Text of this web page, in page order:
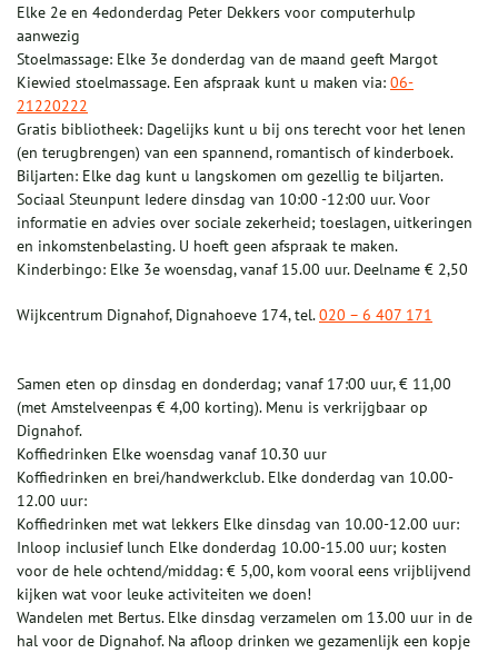
Elke 2e en 4edonderdag Peter Dekkers voor computerhulp
aanwezig
Stoelmassage: Elke 3e donderdag van de maand geeft Margot
Kiewied stoelmassage. Een afspraak kunt u maken via: 06-
21220222
Gratis bibliotheek: Dagelijks kunt u bij ons terecht voor het lenen
(en terugbrengen) van een spannend, romantisch of kinderboek.
Biljarten: Elke dag kunt u langskomen om gezellig te biljarten.
Sociaal Steunpunt Iedere dinsdag van 10:00 -12:00 uur. Voor
informatie en advies over sociale zekerheid; toeslagen, uitkeringen
en inkomstenbelasting. U hoeft geen afspraak te maken.
Kinderbingo: Elke 3e woensdag, vanaf 15.00 uur. Deelname € 2,50
Wijkcentrum Dignahof, Dignahoeve 174, tel.020 – 6 407 171
Samen eten op dinsdag en donderdag; vanaf 17:00 uur, € 11,00
(met Amstelveenpas € 4,00 korting). Menu is verkrijgbaar op
Dignahof.
Koffiedrinken Elke woensdag vanaf 10.30 uur
Koffiedrinken en brei/handwerkclub. Elke donderdag van 10.00-
12.00 uur:
Koffiedrinken met wat lekkers Elke dinsdag van 10.00-12.00 uur:
Inloop inclusief lunch Elke donderdag 10.00-15.00 uur; kosten
voor de hele ochtend/middag: € 5,00, kom vooral eens vrijblijvend
kijken wat voor leuke activiteiten we doen!
Wandelen met Bertus. Elke dinsdag verzamelen om 13.00 uur in de
hal voor de Dignahof. Na afloop drinken we gezamenlijk een kopje